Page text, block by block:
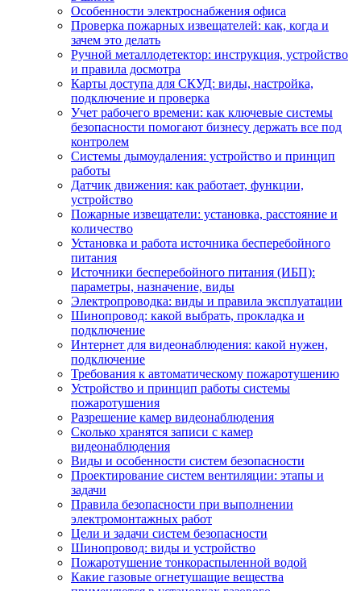
Особенности электроснабжения офиса
Проверка пожарных извещателей: как, когда и
зачем это делать
Ручной металлодетектор: инструкция, устройство
и правила досмотра
Карты доступа для СКУД: виды, настройка,
подключение и проверка
Учет рабочего времени: как ключевые системы
безопасности помогают бизнесу держать все под
контролем
Системы дымоудаления: устройство и принцип
работы
Датчик движения: как работает, функции,
устройство
Пожарные извещатели: установка, расстояние и
количество
Установка и работа источника бесперебойного
питания
Источники бесперебойного питания (ИБП):
параметры, назначение, виды
Электропроводка: виды и правила эксплуатации
Шинопровод: какой выбрать, прокладка и
подключение
Интернет для видеонаблюдения: какой нужен,
подключение
Требования к автоматическому пожаротушению
Устройство и принцип работы системы
пожаротушения
Разрешение камер видеонаблюдения
Сколько хранятся записи с камер
видеонаблюдения
Виды и особенности систем безопасности
Проектирование систем вентиляции: этапы и
задачи
Правила безопасности при выполнении
электромонтажных работ
Цели и задачи систем безопасности
Шинопровод: виды и устройство
Пожаротушение тонкораспыленной водой
Какие газовые огнетушащие вещества